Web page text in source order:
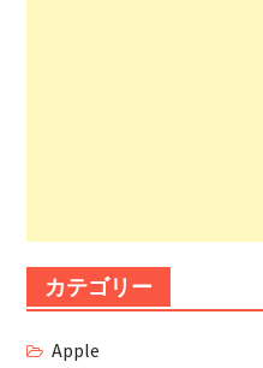
カテゴリー
Apple